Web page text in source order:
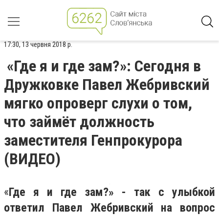
17:30, 13 червня 2018 р.
«Где я и где зам?»: Сегодня в
Дружковке Павел Жебривский
мягко опроверг слухи о том,
что займёт должность
заместителя Генпрокурора
(ВИДЕО)
«Где я и где зам?» - так с улыбкой
ответил Павел Жебривский на вопрос